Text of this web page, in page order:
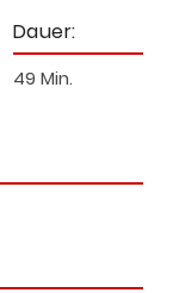
Dauer:
49 Min.